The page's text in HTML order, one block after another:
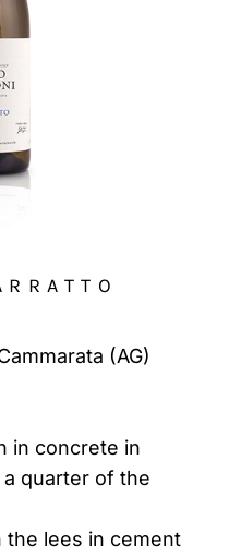
(AG)
in concrete in
quarter of the
the lees in cement